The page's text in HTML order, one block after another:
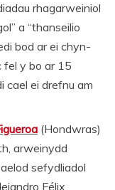
rhagarweiniol
a “thanseilio
bod ar ei chyn-
fel y bo ar 15
cael ei drefnu am
(Hondwras)
arweinydd
sefydliadol
Félix